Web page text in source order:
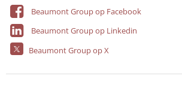
Beaumont Group op Facebook
Beaumont Group op Linkedin
Beaumont Group op X